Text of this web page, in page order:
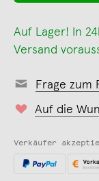
Auf Lager! In
Versand
Frage zum
Auf die
Verkäufer